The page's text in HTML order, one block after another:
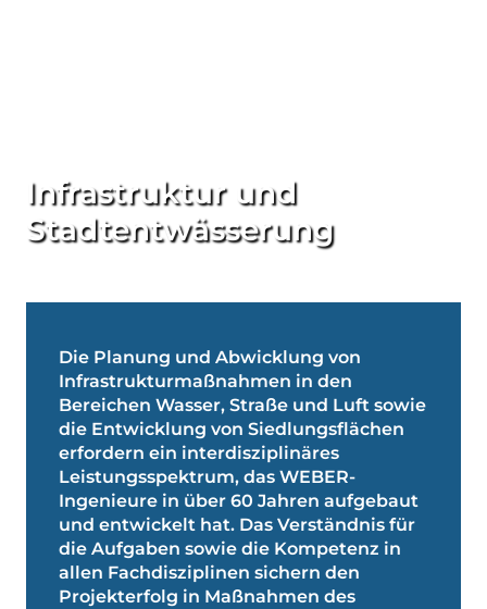
Infrastruktur und
Stadtentwässerung
Die Planung und Abwicklung von
Infrastrukturmaßnahmen in den
Bereichen Wasser, Straße und Luft sowie
die Entwicklung von Siedlungsflächen
erfordern ein interdisziplinäres
Leistungsspektrum, das WEBER-
Ingenieure in über 60 Jahren aufgebaut
und entwickelt hat. Das Verständnis für
die Aufgaben sowie die Kompetenz in
allen Fachdisziplinen sichern den
Projekterfolg in Maßnahmen des